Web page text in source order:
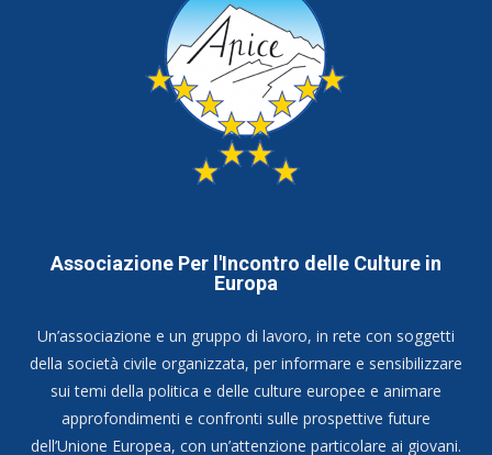
Associazione Per l'Incontro delle Culture in
Europa
Un’associazione e un gruppo di lavoro, in rete con soggetti
della società civile organizzata, per informare e sensibilizzare
sui temi della politica e delle culture europee e animare
approfondimenti e confronti sulle prospettive future
dell’Unione Europea, con un’attenzione particolare ai giovani.